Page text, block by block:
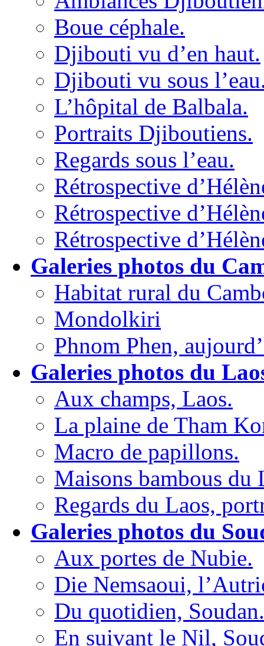
Boue céphale.
Djibouti vu d’en haut.
Djibouti vu sous
L’hôpital de Balbala.
Portraits Djiboutiens.
Regards sous l’eau.
Rétrospective
Rétrospective
Rétrospective
Galeries photos du
Habitat rural du
Mondolkiri
Phnom Phen,
Galeries photos du
Aux champs, Laos.
La plaine de Tham
Macro de papillons.
Maisons bambous du
Regards du Laos,
Galeries photos du
Aux portes de Nubie.
Die Nemsaoui,
Du quotidien, Soudan.
En suivant le Nil,